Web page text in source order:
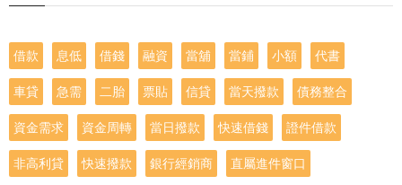
借款 息低 借錢 融資 當舖 當鋪 小額 代書
車貸 急需 二胎 票貼 信貸 當天撥款 債務整合
資金需求 資金周轉 當日撥款 快速借錢 證件借款
非高利貸 快速撥款 銀行經銷商 直屬進件窗口